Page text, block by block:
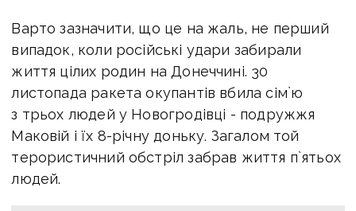
Варто зазначити, що це на жаль, не перший
випадок, коли російські удари забирали
життя цілих родин на Донеччині. 30
листопада ракета окупантів вбила сім`ю
з трьох людей у Новогродівці - подружжя
Маковій і їх 8-річну доньку. Загалом той
терористичний обстріл забрав життя п`ятьох
людей.